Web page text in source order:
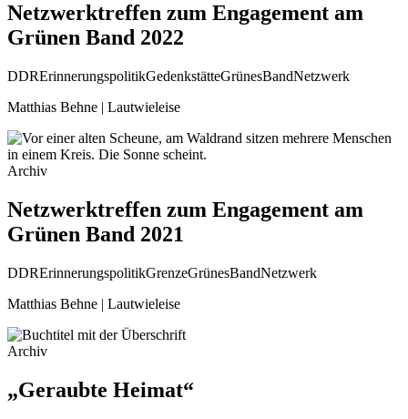
Netzwerktreffen zum Engagement am
Grünen Band 2022
DDRErinnerungspolitikGedenkstätteGrünesBandNetzwerk
Matthias Behne | Lautwieleise
Archiv
Netzwerktreffen zum Engagement am
Grünen Band 2021
DDRErinnerungspolitikGrenzeGrünesBandNetzwerk
Matthias Behne | Lautwieleise
Archiv
„Geraubte Heimat“